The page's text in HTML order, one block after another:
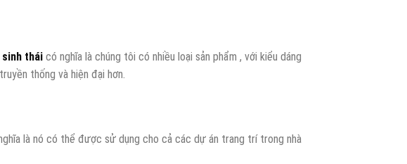
thái có nghĩa là chúng tôi có nhiều loại sản phẩm , với kiểu dáng
thống và hiện đại hơn.
là nó có thể được sử dụng cho cả các dự án trang trí trong nhà